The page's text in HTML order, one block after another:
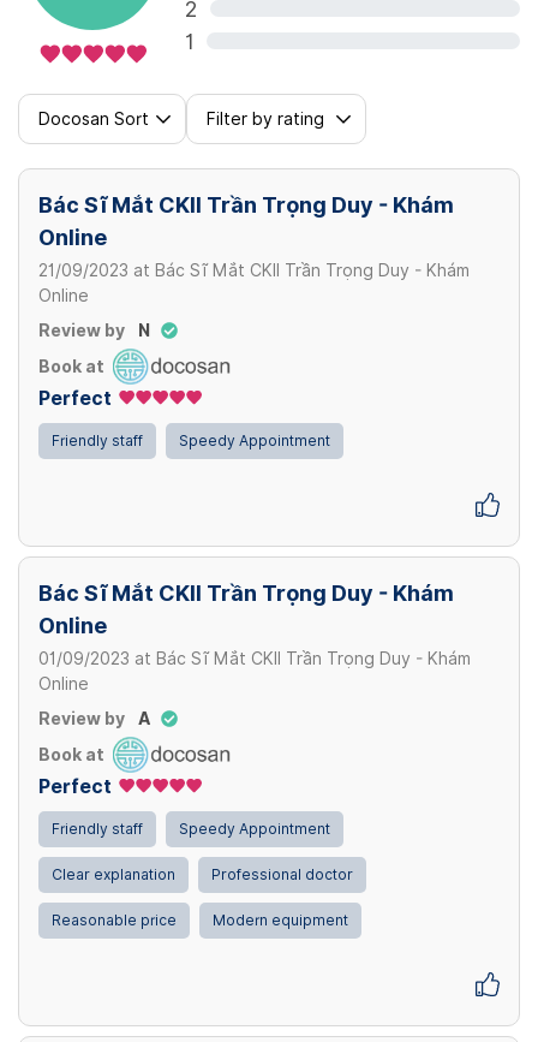
2
1
Docosan Sort Filter by rating
Bác Sĩ Mắt CKII Trần Trọng Duy - Khám
Online
21/09/2023 at Bác Sĩ Mắt CKII Trần Trọng Duy - Khám
Online
Review by
N
Book at
Perfect
Friendly staff Speedy Appointment
Bác Sĩ Mắt CKII Trần Trọng Duy - Khám
Online
01/09/2023 at Bác Sĩ Mắt CKII Trần Trọng Duy - Khám
Online
Review by
A
Book at
Perfect
Friendly staff Speedy Appointment
Clear explanation Professional doctor
Reasonable price Modern equipment